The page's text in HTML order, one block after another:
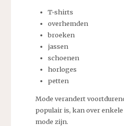
T-shirts
overhemden
broeken
jassen
schoenen
horloges
petten
Mode verandert
populair is, kan over
mode zijn.